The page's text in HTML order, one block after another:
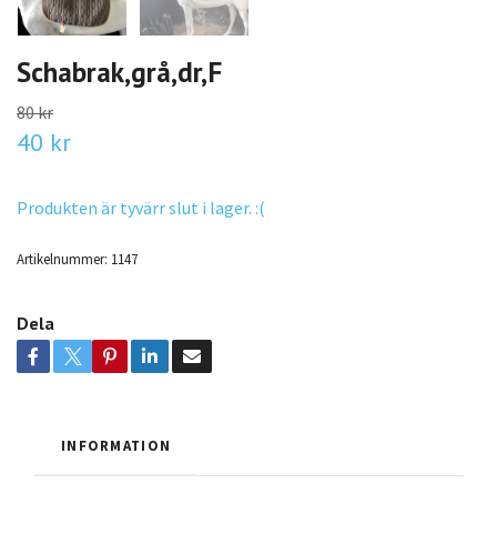
Schabrak,grå,dr,F
80 kr
40 kr
Produkten är tyvärr slut i lager. :(
Artikelnummer: 1147
Dela
INFORMATION